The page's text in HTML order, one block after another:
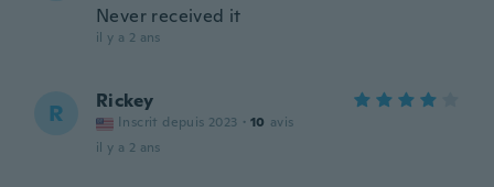
Never received it
il y a 2 ans
R Rickey
Inscrit depuis 2023 · 10 avis
il y a 2 ans